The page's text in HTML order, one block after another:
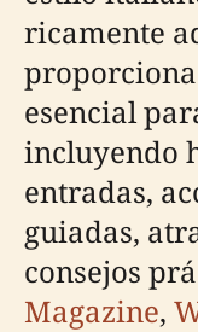
ricamente
esencial
incluyendo
entradas,
guiadas,
consejos
Magazine,